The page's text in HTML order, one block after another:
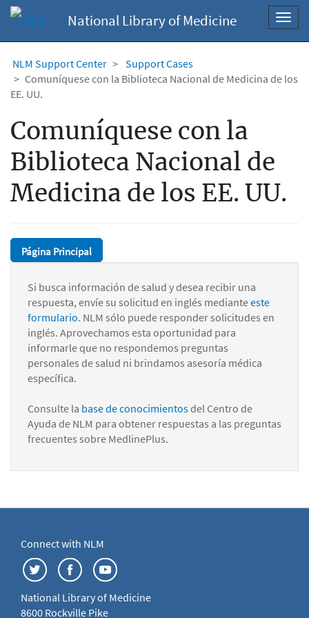
National Library of Medicine
NLM Support Center
Support Cases
Comuníquese con la Biblioteca Nacional de Medicina de los
EE. UU.
Comuníquese con la
Biblioteca Nacional de
Medicina de los EE. UU.
Página Principal
Si busca información de salud y desea recibir una
respuesta, envíe su solicitud en inglés medianteeste
formulario. NLM sólo puede responder solicitudes en
inglés. Aprovechamos esta oportunidad para
informarle que no respondemos preguntas
personales de salud ni brindamos asesoría médica
específica.
Consulte la base de conocimientosdel Centro de
Ayuda de NLM para obtener respuestas a las preguntas
frecuentes sobre MedlinePlus.
Connect with NLM
National Library of Medicine
8600 Rockville Pike